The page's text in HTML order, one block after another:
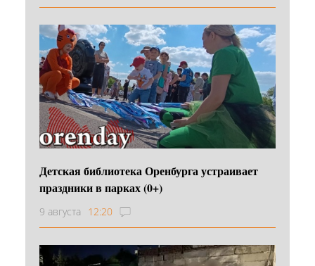
Детская библиотека Оренбурга устраивает
праздники в парках (0+)
9 августа 12:20